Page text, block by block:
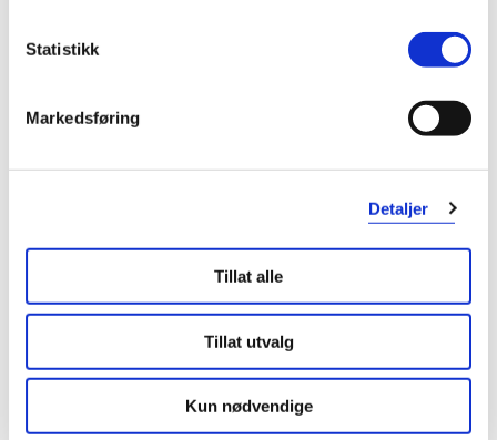
Statistikk
Markedsføring
Detaljer
Tillat alle
Tillat utvalg
Kun nødvendige
4 stjerner 0